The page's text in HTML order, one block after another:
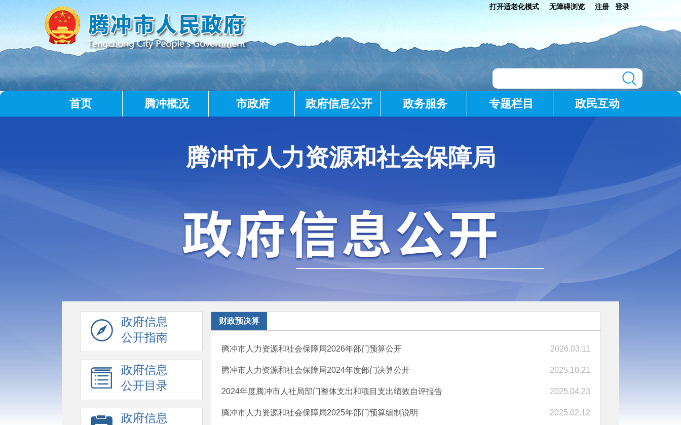
打开适老化模式 无障碍浏览 注册 登录
首页 腾冲概况 市政府 政府信息公开 政务服务 专题栏目 政民互动
腾冲市人力资源和社会保障局
政府信息
公开指南
政府信息
公开目录
政府信息
财政预决算
腾冲市人力资源和社会保障局2026年部门预算公开 2026.03.11
腾冲市人力资源和社会保障局2024年度部门决算公开 2025.10.21
2024年度腾冲市人社局部门整体支出和项目支出绩效自评报告 2025.04.23
腾冲市人力资源和社会保障局2025年部门预算编制说明 2025.02.12